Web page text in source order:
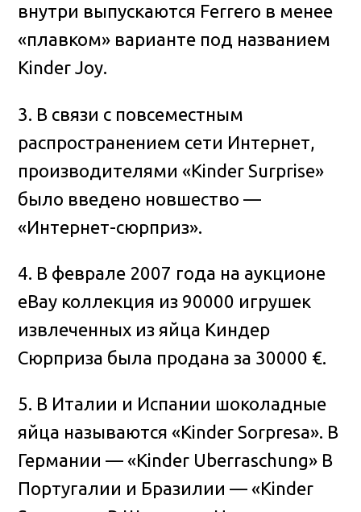
внутри выпускаются Ferrero в менее
«плавком» варианте под названием
Kinder Joy.
3. В связи с повсеместным
распространением сети Интернет,
производителями «Kinder Surprise»
было введено новшество —
«Интернет-сюрприз».
4. В феврале 2007 года на аукционе
eBay коллекция из 90000 игрушек
извлеченных из яйца Киндер
Сюрприза была продана за 30000 €.
5. В Италии и Испании шоколадные
яйца называются «Kinder Sorpresa». В
Германии — «Kinder Uberraschung» В
Португалии и Бразилии — «Kinder